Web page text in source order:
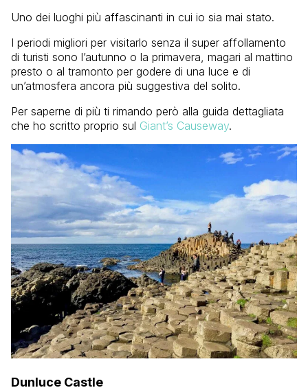
Uno dei luoghi più affascinanti in cui io sia mai stato.
I periodi migliori per visitarlo senza il super affollamento
di turisti sono l’autunno o la primavera, magari al mattino
presto o al tramonto per godere di una luce e di
un’atmosfera ancora più suggestiva del solito.
Per saperne di più ti rimando però alla guida dettagliata
che ho scritto proprio sul Giant’s Causeway.
Dunluce Castle